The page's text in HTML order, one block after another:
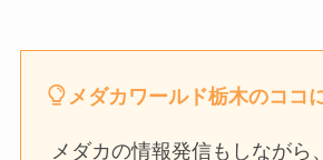
メダカワールド栃木のココ
メダカの情報発信もしながら